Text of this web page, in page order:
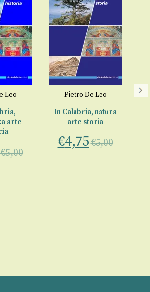
Leo
arte
€5,00
Pietro De Leo
In Calabria, natura
arte storia
€4,75€5,00